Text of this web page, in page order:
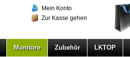
Mein Konto
Zur Kasse gehen
Monitore Zubehör LKTOP